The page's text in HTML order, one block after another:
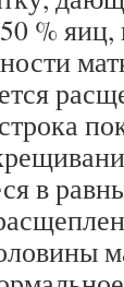
% яиц,
в